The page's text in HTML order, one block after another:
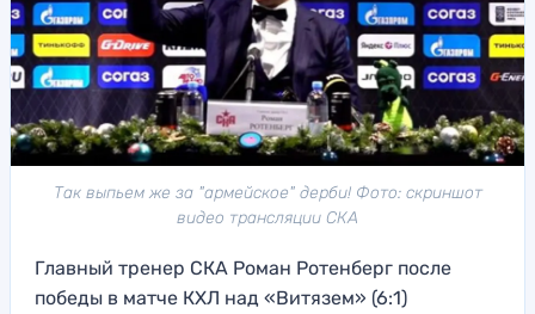
Так выпьем же за "армейское" дерби! Фото: скриншот
видео трансляции СКА
Главный тренер СКА Роман Ротенберг после
победы в матче КХЛ над «Витязем» (6:1)